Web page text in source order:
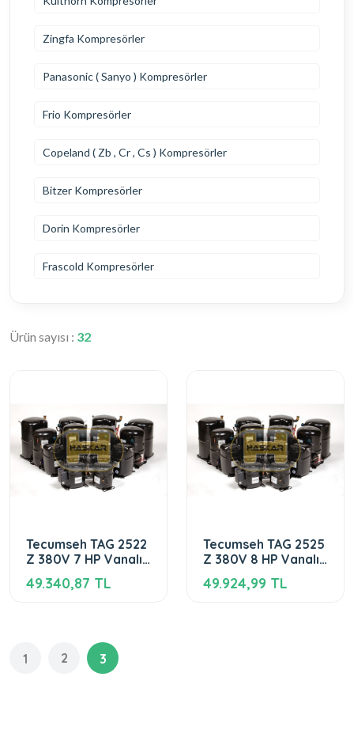
Zingfa Kompresörler
Panasonic ( Sanyo ) Kompresörler
Frio Kompresörler
Copeland ( Zb , Cr , Cs ) Kompresörler
Bitzer Kompresörler
Dorin Kompresörler
Frascold Kompresörler
Ürün sayısı : 32
Tecumseh TAG 2522
Z 380V 7 HP Vanalı
R404
49.340,87 TL
Tecumseh TAG 2525
Z 380V 8 HP Vanalı
R404
49.924,99 TL
1 2 3